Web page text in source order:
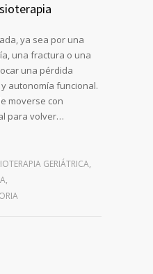
ya sea por una
una fractura o una
una pérdida
autonomía funcional.
moverse con
para volver…
GERIÁTRICA,
,